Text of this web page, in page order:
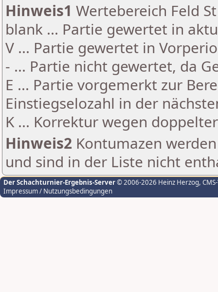
Hinweis1 Wertebereich Feld
blank ... Partie gewertet in
V ... Partie gewertet in
- ... Partie nicht gewertet, da
E ... Partie vorgemerkt zur
Einstiegselozahl in der
K ... Korrektur wegen
Hinweis2 Kontumazen
und sind in der Liste nicht
Der Schachturnier-Ergebnis-Server© 2006-2026 Heinz Herzog,
Impressum / Nutzungsbedingungen